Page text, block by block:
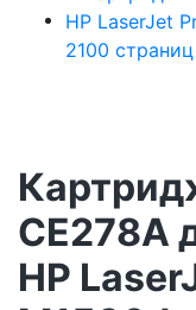
CE278A
HP